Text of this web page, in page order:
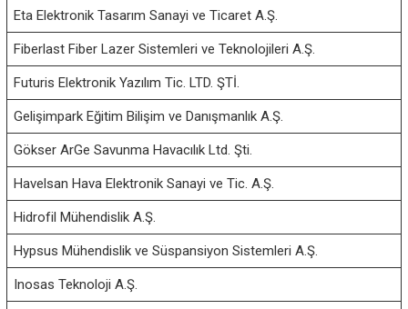
Eta Elektronik Tasarım Sanayi ve Ticaret A.Ş.
Fiberlast Fiber Lazer Sistemleri ve Teknolojileri A.Ş.
Futuris Elektronik Yazılım Tic. LTD. ŞTİ.
Gelişimpark Eğitim Bilişim ve Danışmanlık A.Ş.
Gökser ArGe Savunma Havacılık Ltd. Şti.
Havelsan Hava Elektronik Sanayi ve Tic. A.Ş.
Hidrofil Mühendislik A.Ş.
Hypsus Mühendislik ve Süspansiyon Sistemleri A.Ş.
Inosas Teknoloji A.Ş.